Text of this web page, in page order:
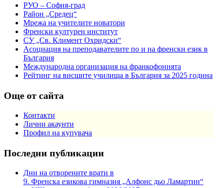
РУО – София-град
Район „Средец“
Мрежа на учителите новатори
Френски културен институт
СУ „Св. Климент Охридски“
Асоциация на преподавателите по и на френски език в
България
Международна организация на франкофонията
Рейтинг на висшите училища в България за 2025 година
Още от сайта
Контакти
Лични акаунти
Профил на купувача
Последни публикации
Дни на отворените врати в
9. Френска езикова гимназия „Алфонс дьо Ламартин“